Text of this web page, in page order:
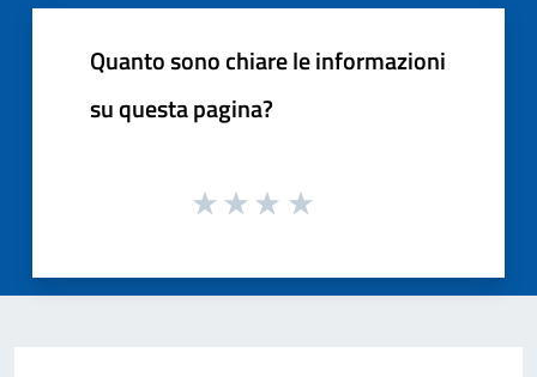
Quanto sono chiare le informazioni
su questa pagina?